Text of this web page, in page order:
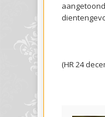
(HR 24